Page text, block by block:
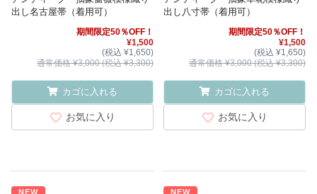
出し名古屋帯（着用可）
期間限定50％OFF！
¥1,500
(税込 ¥1,650)
通常価格 ¥3,000 (税込 ¥3,300)
カゴに入れる
お気に入り
出し八寸帯（着用可）
期間限定50％OFF！
¥1,500
(税込 ¥1,650)
通常価格 ¥3,000 (税込 ¥3,300)
カゴに入れる
お気に入り
NEW NEW